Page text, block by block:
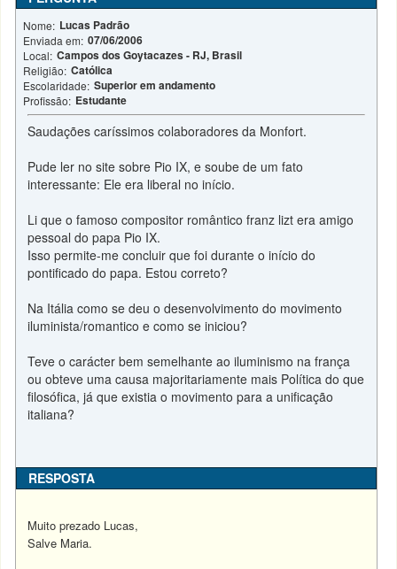
Nome: Lucas Padrão
Enviada em: 07/06/2006
Local: Campos dos Goytacazes - RJ, Brasil
Religião: Católica
Escolaridade: Superior em andamento
Profissão: Estudante
Saudações caríssimos colaboradores da Monfort.
Pude ler no site sobre Pio IX, e soube de um fato
interessante: Ele era liberal no início.
Li que o famoso compositor romântico franz lizt era amigo
pessoal do papa Pio IX.
Isso permite-me concluir que foi durante o início do
pontificado do papa. Estou correto?
Na Itália como se deu o desenvolvimento do movimento
iluminista/romantico e como se iniciou?
Teve o carácter bem semelhante ao iluminismo na frança
ou obteve uma causa majoritariamente mais Política do que
filosófica, já que existia o movimento para a unificação
italiana?
RESPOSTA
Muito prezado Lucas,
Salve Maria.